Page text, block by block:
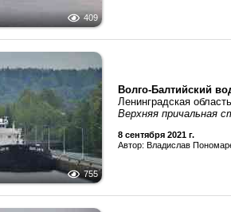
409
755
Волго-Балтийский
Ленинградская
Верхняя причальная
8 сентября 2021 г.
Автор: Владислав